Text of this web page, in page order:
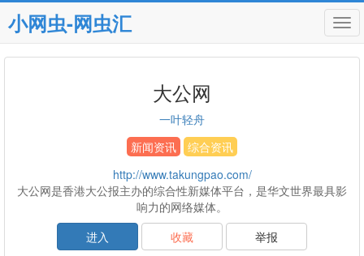
小网虫-网虫汇
大公网
一叶轻舟
新闻资讯
综合资讯
http://www.takungpao.com/
大公网是香港大公报主办的综合性新媒体平台，是华文世界最具影
响力的网络媒体。
进入
收藏 举报